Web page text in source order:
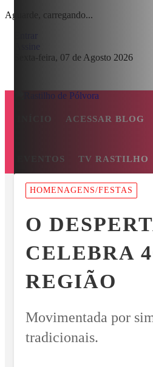
Aguarde, carregando...
Assine
Sexta-feira, 07 de Agosto 2026
INÍCIO ACESSAR BLOG
EVENTOS TV RASTILHO
MENUHOMENAGENS/FESTAS
O
CELEBRA
REGIÃO
Movimentada por
tradicionais.